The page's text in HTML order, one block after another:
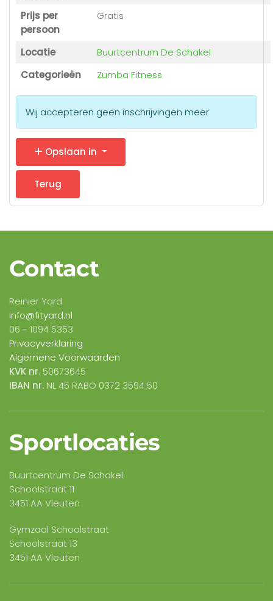
Prijs per
persoon
Gratis
Locatie
Buurtcentrum De Schakel
Categorieën
Zumba Fitness
Wij accepteren geen inschrijvingen meer
Opslaan in
Terug
Contact
Reinier Yard
info@fityard.nl
06 - 1094 5353
Privacyverklaring
Algemene Voorwaarden
KVK nr. 50673645
IBAN nr. NL 45 RABO 0372 3594 50
Sportlocaties
Buurtcentrum De Schakel
Schoolstraat 11
3451 AA Vleuten
Gymzaal Schoolstraat
Schoolstraat 13
3451 AA Vleuten